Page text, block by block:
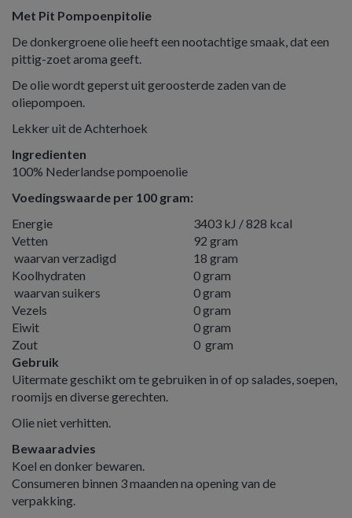
Met Pit Pompoenpitolie
De donkergroene olie heeft een nootachtige smaak, dat een
pittig-zoet aroma geeft.
De olie wordt geperst uit geroosterde zaden van de
oliepompoen.
Lekker uit de Achterhoek
Ingredienten
100% Nederlandse pompoenolie
Voedingswaarde per 100 gram:
Energie
3403 kJ / 828 kcal
Vetten
92 gram
waarvan verzadigd
18 gram
Koolhydraten
0 gram
waarvan suikers
0 gram
Vezels
0 gram
Eiwit
0 gram
Zout
0 gram
Gebruik
Uitermate geschikt om te gebruiken in of op salades, soepen,
roomijs en diverse gerechten.
Olie niet verhitten.
Bewaaradvies
Koel en donker bewaren.
Consumeren binnen 3 maanden na opening van de
verpakking.